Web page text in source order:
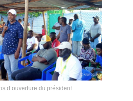
d’ouverture du président